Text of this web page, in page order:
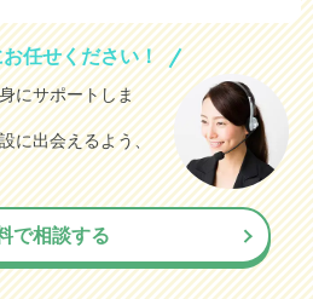
任せください！
にサポートしま
に出会えるよう、
で相談する